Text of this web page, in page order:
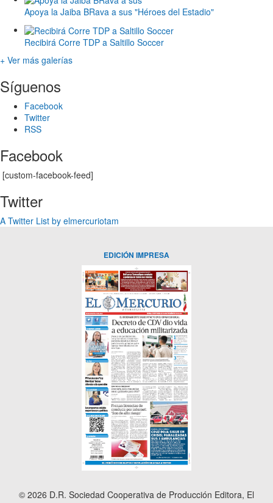
Apoya la Jaiba BRava a sus "Héroes del Estadio"
Recibirá Corre TDP a Saltillo Soccer
+ Ver más galerías
Síguenos
Facebook
Twitter
RSS
Facebook
[custom-facebook-feed]
Twitter
A Twitter List by elmercuriotam
EDICIÓN IMPRESA
© 2026 D.R. Sociedad Cooperativa de Producción Editora, El